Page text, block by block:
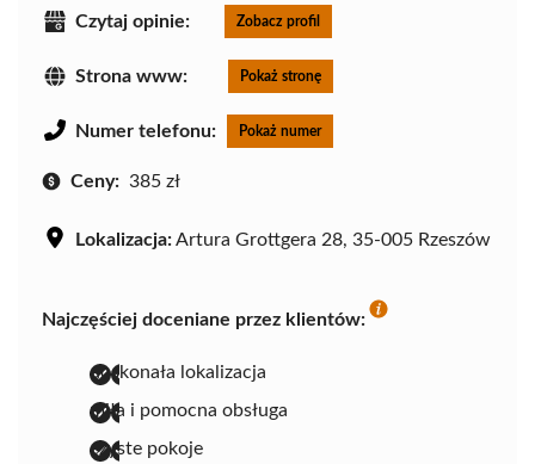
Czytaj opinie: Zobacz profil
Strona www: Pokaż stronę
Numer telefonu: Pokaż numer
Ceny: 385 zł
Lokalizacja:Artura Grottgera 28, 35-005 Rzeszów
Najczęściej doceniane przez klientów:
doskonała lokalizacja
miła i pomocna obsługa
czyste pokoje